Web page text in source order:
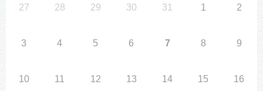
27 28 29 30 31 1 2
3 4 5 6 7 8 9
10 11 12 13 14 15 16